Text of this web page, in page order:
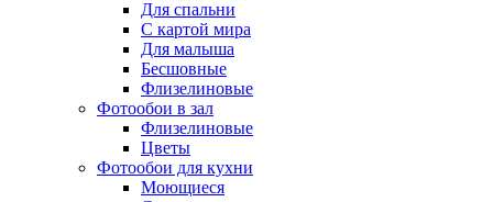
Для спальни
С картой мира
Для малыша
Бесшовные
Флизелиновые
Фотообои в зал
Флизелиновые
Цветы
Фотообои для кухни
Моющиеся